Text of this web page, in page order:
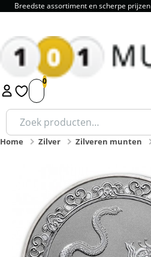
Breedste assortiment en scherpe prijzen
1 2 3 4 5 9.8
Zoeken
naar:
Home Zilver Zilveren munten